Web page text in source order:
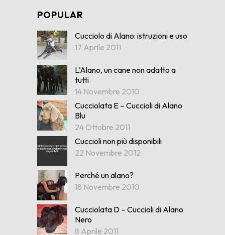
POPULAR
Cucciolo di Alano: istruzioni e uso
17 Aprile 2011
L’Alano, un cane non adatto a
tutti
14 Novembre 2010
Cucciolata E – Cuccioli di Alano
Blu
24 Ottobre 2011
Cuccioli non più disponibili
22 Novembre 2012
Perché un alano?
18 Novembre 2010
Cucciolata D – Cuccioli di Alano
Nero
8 Aprile 2011